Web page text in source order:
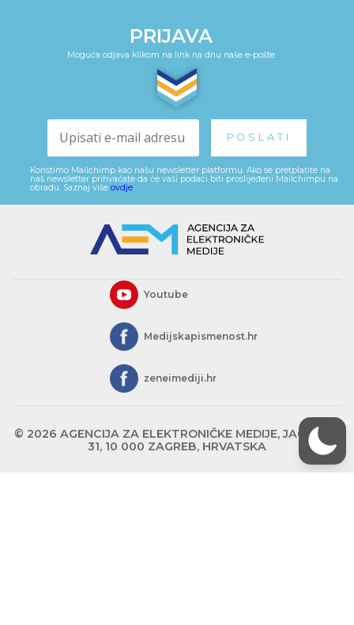
PRIJAVA
Moguća odjava klikom na link na dnu naše e-pošte
Koristimo Mailchimp kao našu newsletter platformu. Ako se pretplatite na
naš newsletter prihvaćate da će vaši podaci biti proslijeđeni Mailchimpu na
obradu. Saznaj više ovdje
Youtube
Medijskapismenost.hr
zeneimediji.hr
© 2026 AGENCIJA ZA ELEKTRONIČKE MEDIJE, JAGIĆEVA
31, 10 000 ZAGREB, HRVATSKA